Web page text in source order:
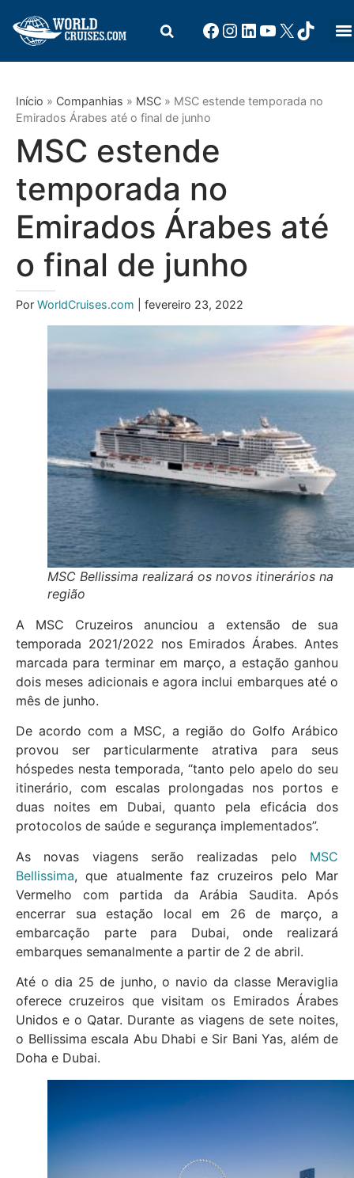
Início » Companhias » MSC » MSC estende temporada no
Emirados Árabes até o final de junho
MSC estende
temporada no
Emirados Árabes até
o final de junho
Por WorldCruises.com | fevereiro 23, 2022
MSC Bellissima realizará os novos itinerários na
região
A MSC Cruzeiros anunciou a extensão de sua
temporada 2021/2022 nos Emirados Árabes. Antes
marcada para terminar em março, a estação ganhou
dois meses adicionais e agora inclui embarques até o
mês de junho.
De acordo com a MSC, a região do Golfo Arábico
provou ser particularmente atrativa para seus
hóspedes nesta temporada, “tanto pelo apelo do seu
itinerário, com escalas prolongadas nos portos e
duas noites em Dubai, quanto pela eficácia dos
protocolos de saúde e segurança implementados”.
As novas viagens serão realizadas pelo MSC
Bellissima, que atualmente faz cruzeiros pelo Mar
Vermelho com partida da Arábia Saudita. Após
encerrar sua estação local em 26 de março, a
embarcação parte para Dubai, onde realizará
embarques semanalmente a partir de 2 de abril.
Até o dia 25 de junho, o navio da classe Meraviglia
oferece cruzeiros que visitam os Emirados Árabes
Unidos e o Qatar. Durante as viagens de sete noites,
o Bellissima escala Abu Dhabi e Sir Bani Yas, além de
Doha e Dubai.